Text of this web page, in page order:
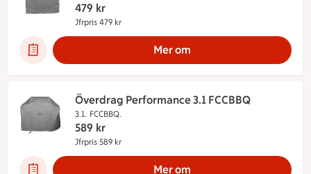
479 kr
Jfrpris 479 kr
Mer om
Överdrag Performance 3.1 FCCBBQ
3.1. FCCBBQ.
589 kr
Jfrpris 589 kr
Mer om